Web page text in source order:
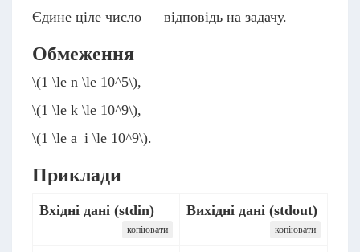
Єдине ціле число — відповідь на задачу.
Обмеження
\(1 \le n \le 10^5\),
\(1 \le k \le 10^9\),
\(1 \le a_i \le 10^9\).
Приклади
Вхідні дані (stdin)
копіювати
Вихідні дані (stdout)
копіювати